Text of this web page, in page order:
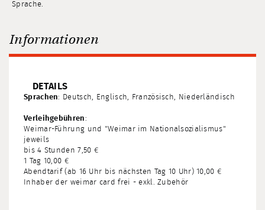
Sprache.
Informationen
DETAILS
Sprachen: Deutsch, Englisch, Französisch, Niederländisch
Verleihgebühren:
Weimar-Führung und "Weimar im Nationalsozialismus"
jeweils
bis 4 Stunden 7,50 €
1 Tag 10,00 €
Abendtarif (ab 16 Uhr bis nächsten Tag 10 Uhr) 10,00 €
Inhaber der weimar card frei - exkl. Zubehör